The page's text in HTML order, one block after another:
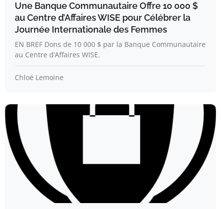
Une Banque Communautaire Offre 10 000 $
au Centre d’Affaires WISE pour Célébrer la
Journée Internationale des Femmes
EN BREF Dons de 10 000 $ par la Banque Communautaire
au Centre d’Affaires WISE.
Chloé Lemoine